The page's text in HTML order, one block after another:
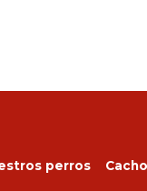
perros